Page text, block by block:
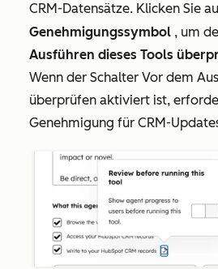
CRM-Datensätze. Klicken Sie
Genehmigungssymbol , um
Ausführen dieses Tools
Wenn der Schalter Vor dem
überprüfen aktiviert ist,
Genehmigung für CRM-